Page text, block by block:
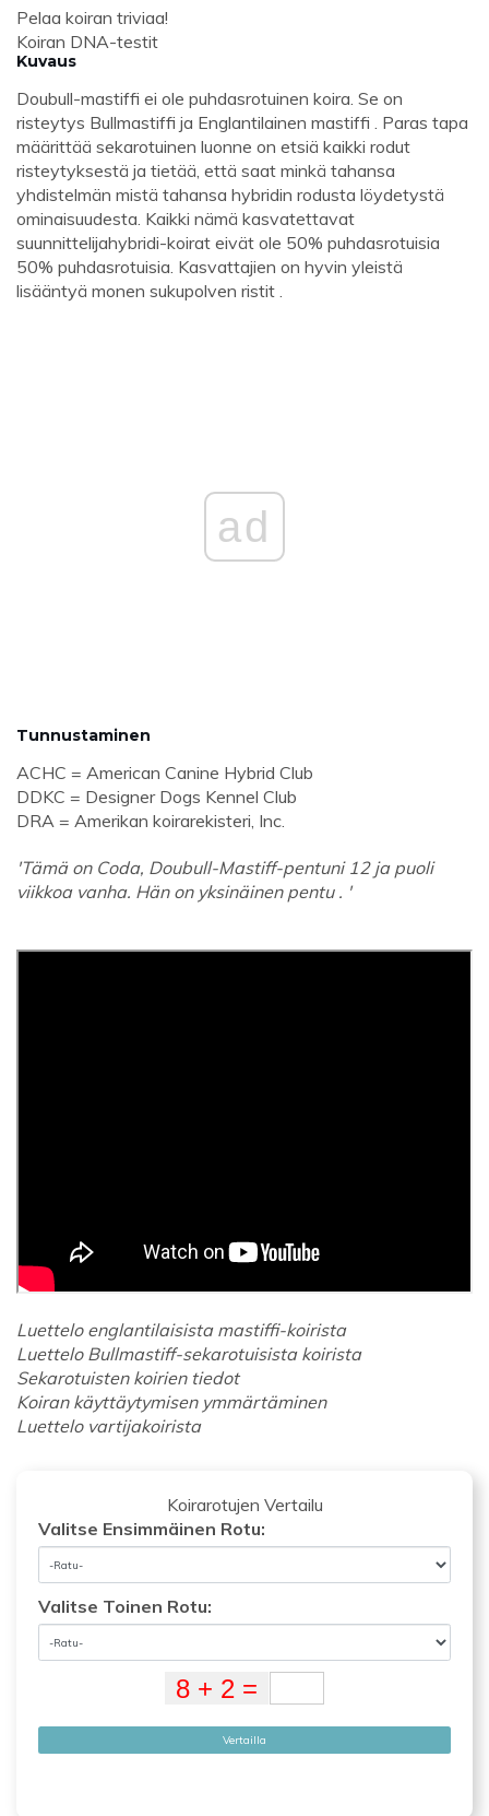
Pelaa koiran triviaa!
Koiran DNA-testit
Kuvaus
Doubull-mastiffi ei ole puhdasrotuinen koira. Se on
risteytys Bullmastiffi ja Englantilainen mastiffi . Paras tapa
määrittää sekarotuinen luonne on etsiä kaikki rodut
risteytyksestä ja tietää, että saat minkä tahansa
yhdistelmän mistä tahansa hybridin rodusta löydetystä
ominaisuudesta. Kaikki nämä kasvatettavat
suunnittelijahybridi-koirat eivät ole 50% puhdasrotuisia
50% puhdasrotuisia. Kasvattajien on hyvin yleistä
lisääntyä monen sukupolven ristit .
ad
Tunnustaminen
ACHC = American Canine Hybrid Club
DDKC = Designer Dogs Kennel Club
DRA = Amerikan koirarekisteri, Inc.
'Tämä on Coda, Doubull-Mastiff-pentuni 12 ja puoli
viikkoa vanha. Hän on yksinäinen pentu . '
Luettelo englantilaisista mastiffi-koirista
Luettelo Bullmastiff-sekarotuisista koirista
Sekarotuisten koirien tiedot
Koiran käyttäytymisen ymmärtäminen
Luettelo vartijakoirista
Koirarotujen Vertailu
Valitse Ensimmäinen Rotu:
Valitse Toinen Rotu:
Vertailla